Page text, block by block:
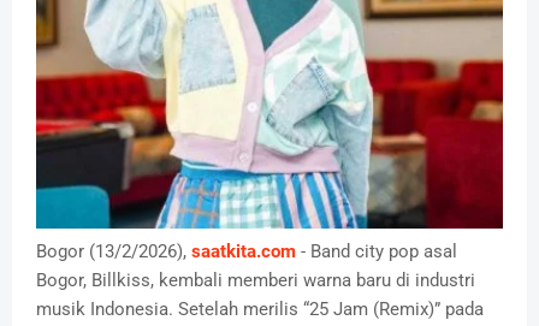
Bogor (13/2/2026), saatkita.com - Band city pop asal
Bogor, Billkiss, kembali memberi warna baru di industri
musik Indonesia. Setelah merilis “25 Jam (Remix)” pada